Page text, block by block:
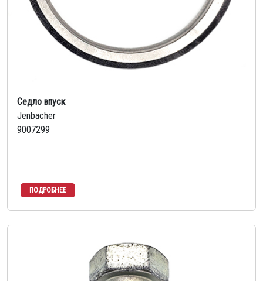
Седло впуск
Jenbacher
9007299